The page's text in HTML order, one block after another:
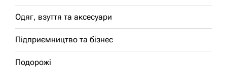
Одяг, взуття та аксесуари
Підприємництво та бізнес
Подорожі